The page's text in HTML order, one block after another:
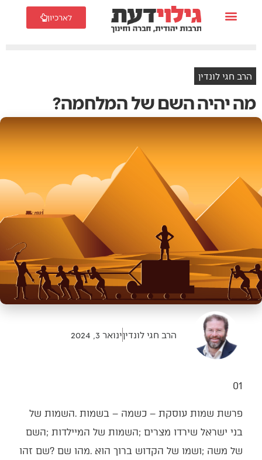
לארכיון
הרב חגי לונדין
מה‭ ‬יהיה‭ ‬השם‭ ‬של‭ ‬המלחמה‭?‬
הרב חגי לונדיןינואר 3, 2024
01
פרשת‭ ‬שמות‭ ‬עוסקת‭ – ‬כשמה‭ – ‬בשמות‭. ‬השמות‭ ‬של‭
‬בני‭ ‬ישראל‭ ‬שירדו‭ ‬מצרים‭; ‬השמות‭ ‬של‭ ‬המיילדות‭; ‬השם‭
‬של‭ ‬משה‭; ‬ושמו‭ ‬של‭ ‬הקדוש‭ ‬ברוך‭ ‬הוא‭. ‬מהו‭ ‬שם‭? ‬שם‭ ‬זהו‭